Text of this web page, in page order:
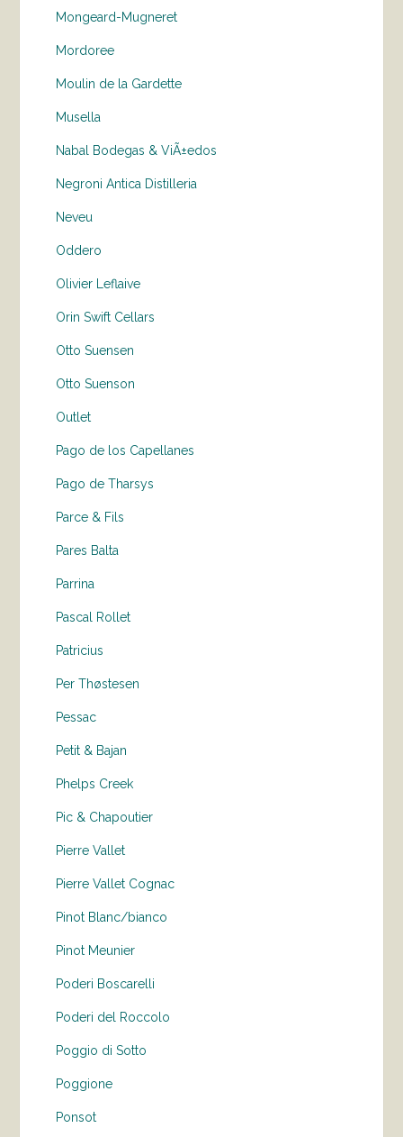
Mongeard-Mugneret
Mordoree
Moulin de la Gardette
Musella
Nabal Bodegas & ViÃ±edos
Negroni Antica Distilleria
Neveu
Oddero
Olivier Leflaive
Orin Swift Cellars
Otto Suensen
Otto Suenson
Outlet
Pago de los Capellanes
Pago de Tharsys
Parce & Fils
Pares Balta
Parrina
Pascal Rollet
Patricius
Per Thøstesen
Pessac
Petit & Bajan
Phelps Creek
Pic & Chapoutier
Pierre Vallet
Pierre Vallet Cognac
Pinot Blanc/bianco
Pinot Meunier
Poderi Boscarelli
Poderi del Roccolo
Poggio di Sotto
Poggione
Ponsot